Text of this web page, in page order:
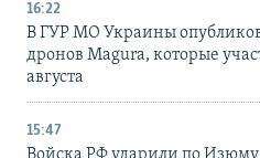
16:22
В ГУР МО Украины
дронов Magura, которые
августа
15:47